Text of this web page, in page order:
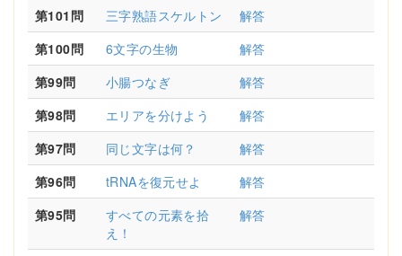
第101問
三字熟語スケルトン
解答
第100問
6文字の生物
解答
第99問
小腸つなぎ
解答
第98問
エリアを分けよう
解答
第97問
同じ文字は何？
解答
第96問
tRNAを復元せよ
解答
第95問
すべての元素を拾
え！
解答